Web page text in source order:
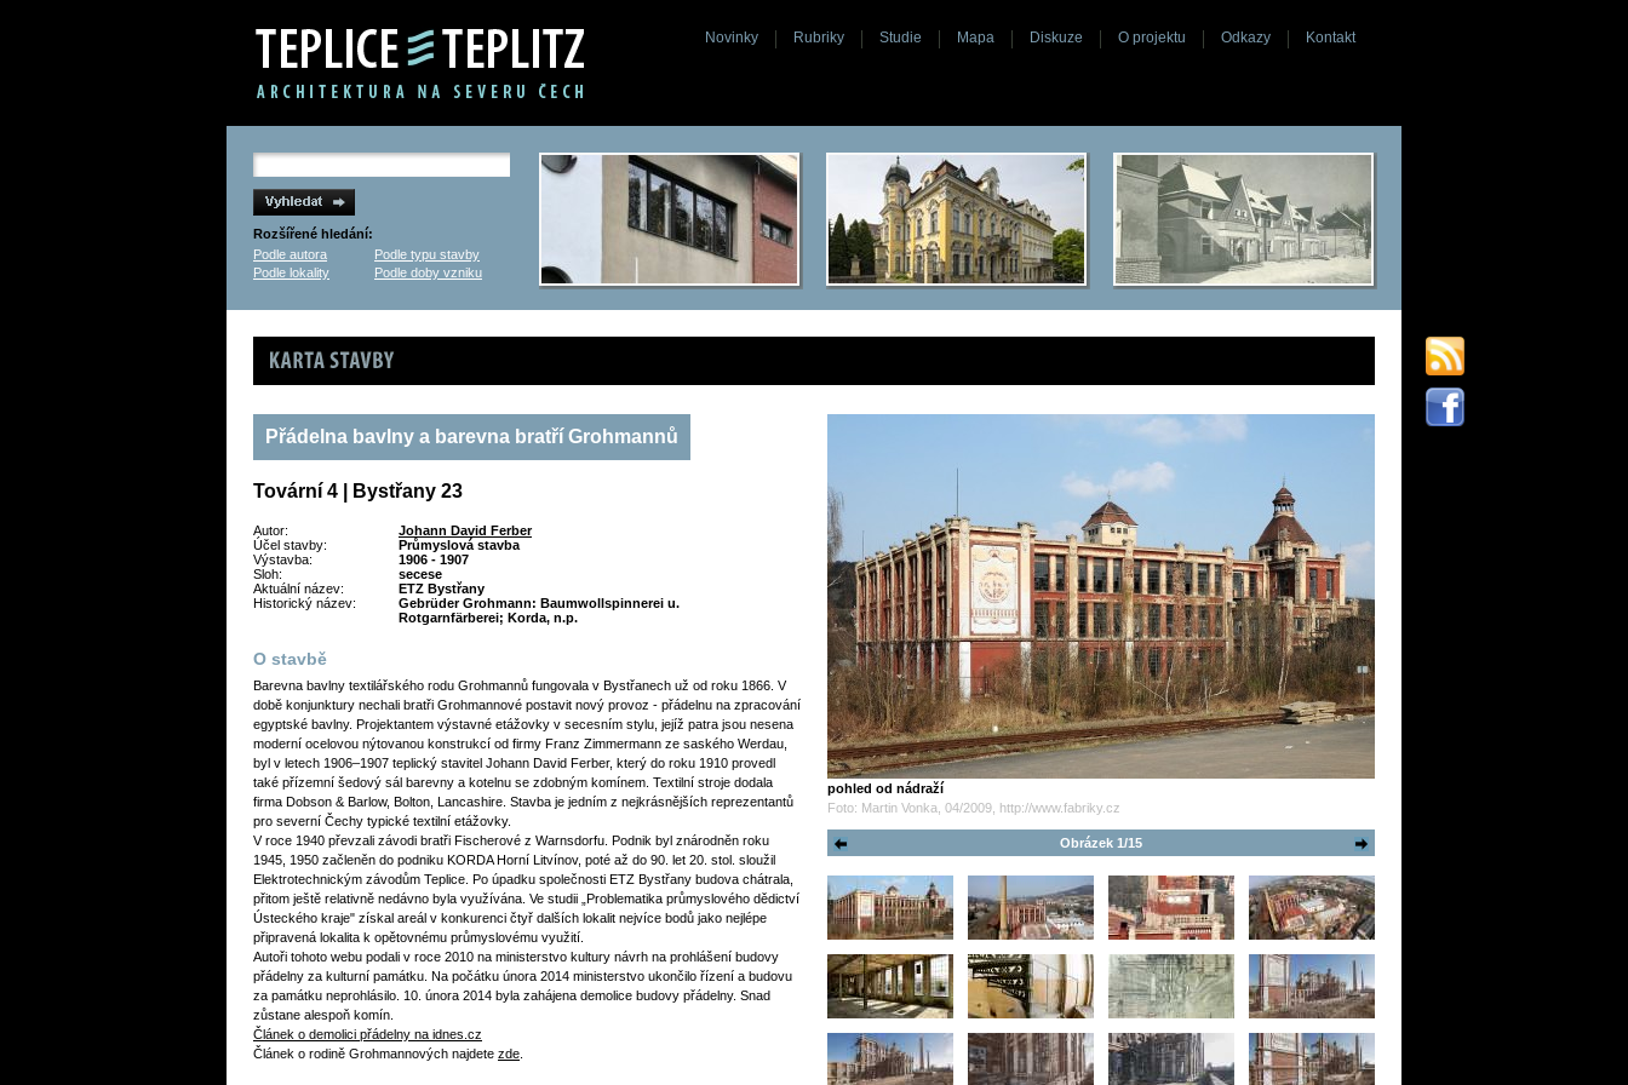
Novinky Rubriky Studie Mapa Diskuze O projektu Odkazy Kontakt
Rozšířené hledání:
Podle autora
Podle typu stavby
Podle lokality
Podle doby vzniku
Karta stavby
Přádelna bavlny a barevna bratří Grohmannů
Tovární 4 | Bystřany 23
Autor:
Johann David Ferber
Účel stavby:
Průmyslová stavba
Výstavba:
1906 - 1907
Sloh:
secese
Aktuální název:
ETZ Bystřany
Historický název:
Gebrüder Grohmann: Baumwollspinnerei u.
Rotgarnfärberei; Korda, n.p.
O stavbě
Barevna bavlny textilářského rodu Grohmannů fungovala v Bystřanech už od roku 1866. V
době konjunktury nechali bratři Grohmannové postavit nový provoz - přádelnu na zpracování
egyptské bavlny. Projektantem výstavné etážovky v secesním stylu, jejíž patra jsou nesena
moderní ocelovou nýtovanou konstrukcí od firmy Franz Zimmermann ze saského Werdau,
byl v letech 1906–1907 teplický stavitel Johann David Ferber, který do roku 1910 provedl
také přízemní šedový sál barevny a kotelnu se zdobným komínem. Textilní stroje dodala
firma Dobson & Barlow, Bolton, Lancashire. Stavba je jedním z nejkrásnějších reprezentantů
pro severní Čechy typické textilní etážovky.
V roce 1940 převzali závodi bratři Fischerové z Warnsdorfu. Podnik byl znárodněn roku
1945, 1950 začleněn do podniku KORDA Horní Litvínov, poté až do 90. let 20. stol. sloužil
Elektrotechnickým závodům Teplice. Po úpadku společnosti ETZ Bystřany budova chátrala,
přitom ještě relativně nedávno byla využívána. Ve studii „Problematika průmyslového dědictví
Ústeckého kraje" získal areál v konkurenci čtyř dalších lokalit nejvíce bodů jako nejlépe
připravená lokalita k opětovnému průmyslovému využití.
Autoři tohoto webu podali v roce 2010 na ministerstvo kultury návrh na prohlášení budovy
přádelny za kulturní památku. Na počátku února 2014 ministerstvo ukončilo řízení a budovu
za památku neprohlásilo. 10. února 2014 byla zahájena demolice budovy přádelny. Snad
zůstane alespoň komín.
Článek o demolici přádelny na idnes.cz
Článek o rodině Grohmannových najdete zde
pohled od nádraží
Foto: Martin Vonka, 04/2009, http://www.fabriky.cz
Obrázek 1/15